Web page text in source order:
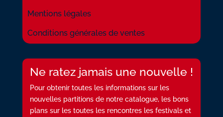
Mentions légales
Conditions générales de ventes
Ne ratez jamais une nouvelle !
Pour obtenir toutes les informations sur les
nouvelles partitions de notre catalogue, les bons
plans sur les toutes les rencontres les festivals et